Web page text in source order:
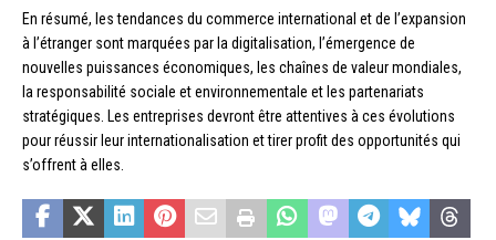
En résumé, les tendances du commerce international et de l’expansion
à l’étranger sont marquées par la digitalisation, l’émergence de
nouvelles puissances économiques, les chaînes de valeur mondiales,
la responsabilité sociale et environnementale et les partenariats
stratégiques. Les entreprises devront être attentives à ces évolutions
pour réussir leur internationalisation et tirer profit des opportunités qui
s’offrent à elles.